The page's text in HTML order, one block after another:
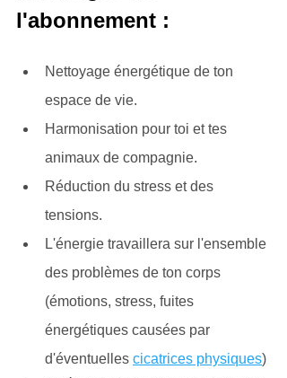
l'abonnement :
Nettoyage énergétique de ton
espace de vie.
Harmonisation pour toi et tes
animaux de compagnie.
Réduction du stress et des
tensions.
L'énergie travaillera sur l'ensemble
des problèmes de ton corps
(émotions, stress, fuites
énergétiques causées par
d'éventuelles cicatrices physiques)